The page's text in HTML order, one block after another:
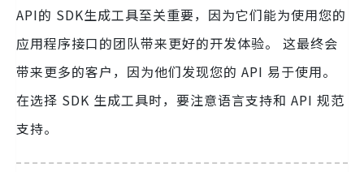
API的 SDK生成工具至关重要，因为它们能为使用您的
应用程序接口的团队带来更好的开发体验。 这最终会
带来更多的客户，因为他们发现您的 API 易于使用。
在选择 SDK 生成工具时，要注意语言支持和 API 规范
支持。